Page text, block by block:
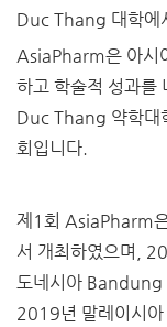
Duc Thang 대학에
AsiaPharm은 아시
하고 학술적 성과를
Duc Thang 약학대
회입니다.
제1회 AsiaPharm
서 개최하였으며,
도네시아
2019년 말레이시